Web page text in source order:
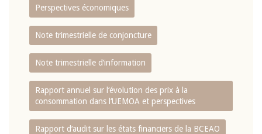
Perspectives économiques
Note trimestrielle de conjoncture
Note trimestrielle d‘information
Rapport annuel sur l‘évolution des prix à la
consommation dans l‘UEMOA et perspectives
Rapport d‘audit sur les états financiers de la BCEAO